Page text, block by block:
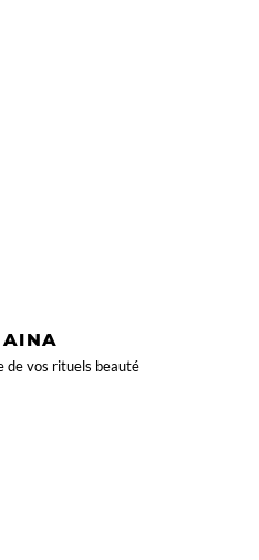
de vos rituels beauté